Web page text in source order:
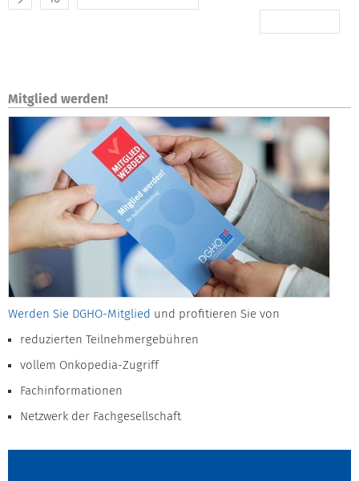
Mitglied werden!
Werden Sie DGHO-Mitglied und profitieren Sie von
reduzierten Teilnehmergebühren
vollem Onkopedia-Zugriff
Fachinformationen
Netzwerk der Fachgesellschaft